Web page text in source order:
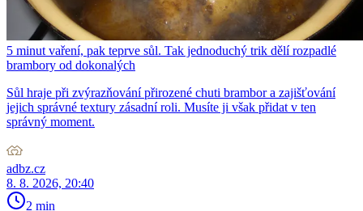
5 minut vaření, pak teprve sůl. Tak jednoduchý trik dělí rozpadlé
brambory od dokonalých
Sůl hraje při zvýrazňování přirozené chuti brambor a zajišťování
jejich správné textury zásadní roli. Musíte ji však přidat v ten
správný moment.
adbz.cz
8. 8. 2026, 20:40
2 min